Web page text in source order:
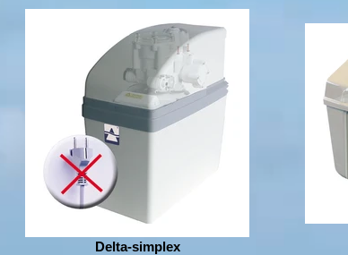
Delta-simplex